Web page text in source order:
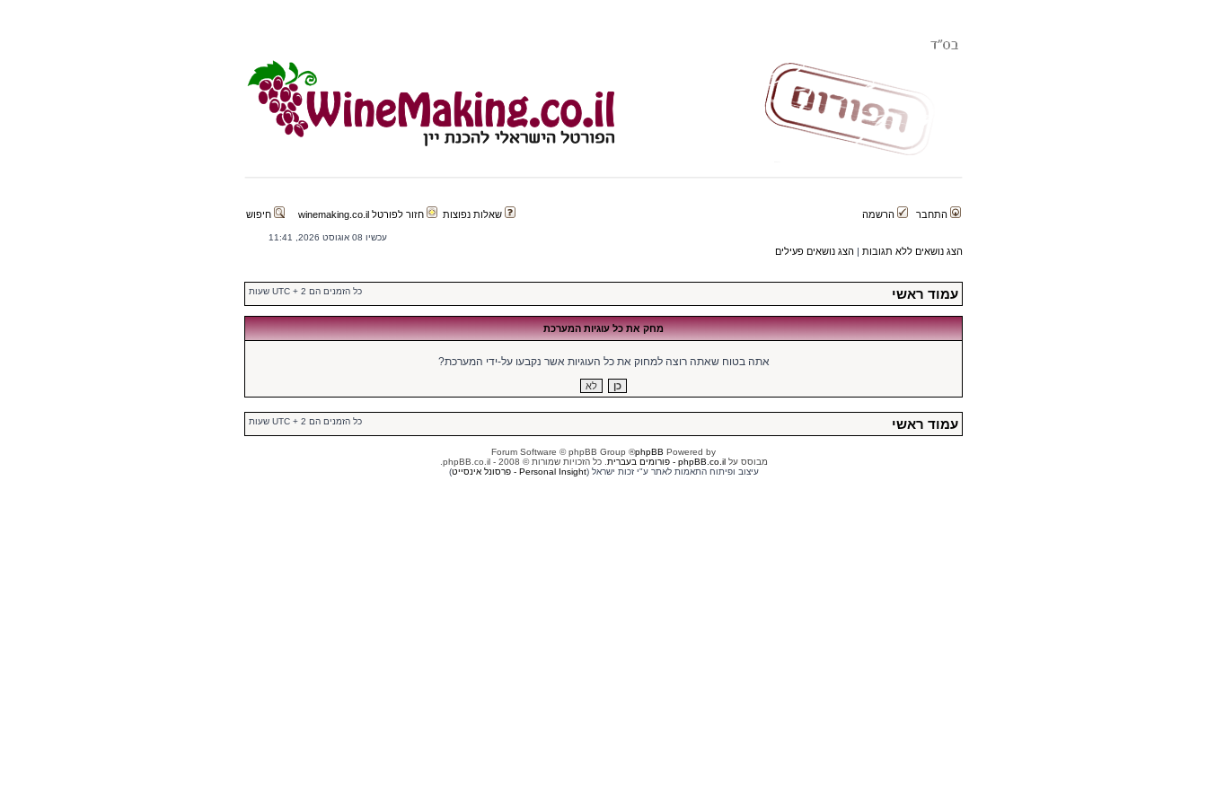
התחבר הרשמה שאלות נפוצות חזור לפורטל winemaking.co.il חיפוש
עכשיו 08 אוגוסט 2026, 11:41
הצג נושאים ללא תגובות | הצג נושאים פעילים
עמוד ראשי כל הזמנים הם UTC + 2 שעות
מחק את כל עוגיות המערכת
אתה בטוח שאתה רוצה למחוק את כל העוגיות אשר נקבעו על-ידי המערכת?
עמוד ראשי כל הזמנים הם UTC + 2 שעות
Powered by
phpBB
® Forum Software © phpBB Group
מבוסס עלphpBB.co.il - פורומים בעברית
. כל הזכויות שמורות © 2008 - phpBB.co.il.
עיצוב ופיתוח התאמות לאתר ע"י זכות ישראל (Personal Insight - פרסונל אינסייט )